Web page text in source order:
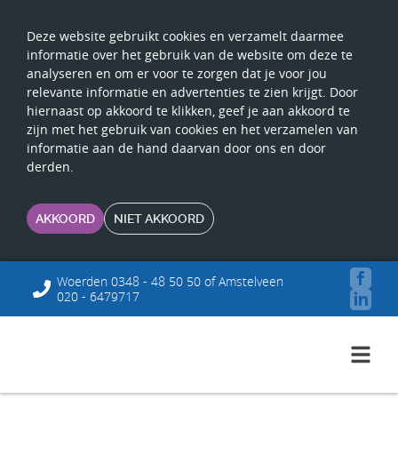
Deze website gebruikt cookies en verzamelt daarmee
informatie over het gebruik van de website om deze te
analyseren en om er voor te zorgen dat je voor jou
relevante informatie en advertenties te zien krijgt. Door
hiernaast op akkoord te klikken, geef je aan akkoord te
zijn met het gebruik van cookies en het verzamelen van
informatie aan de hand daarvan door ons en door
derden.
AKKOORD NIET AKKOORD
Woerden 0348 - 48 50 50 of Amstelveen
020 - 6479717